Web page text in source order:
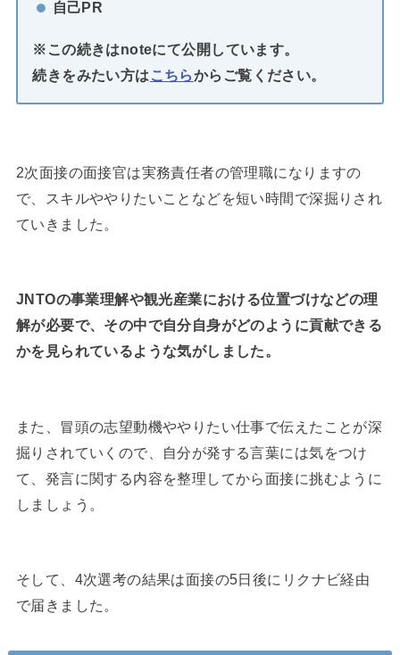
自己PR
※この続きはnoteにて公開しています。
続きをみたい方は こちらからご覧ください。
2次面接の面接官は実務責任者の管理職になりますの
で、スキルややりたいことなどを短い時間で深掘りされ
ていきました。
JNTOの事業理解や観光産業における位置づけなどの理
解が必要で、その中で自分自身がどのように貢献できる
かを見られているような気がしました。
また、冒頭の志望動機ややりたい仕事で伝えたことが深
掘りされていくので、自分が発する言葉には気をつけ
て、発言に関する内容を整理してから面接に挑むように
しましょう。
そして、4次選考の結果は面接の5日後にリクナビ経由
で届きました。